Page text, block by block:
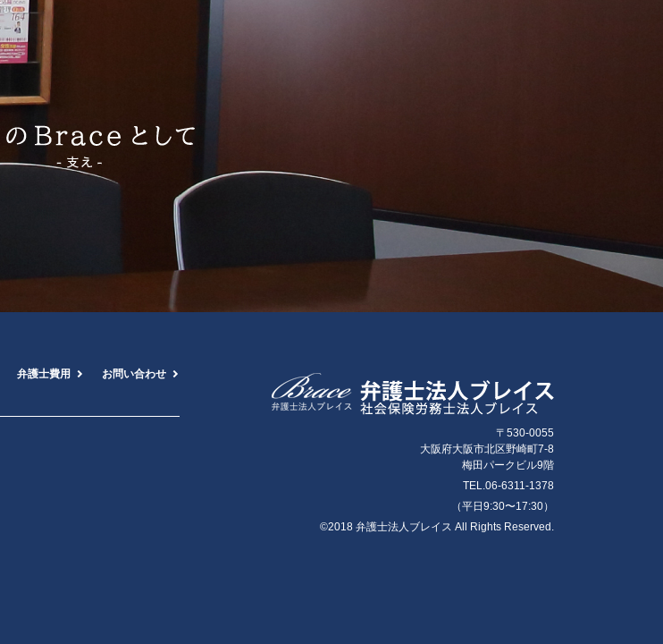
情報保護法の定めに従い、当該国の制度・受領者の体制に関する情報の提供および必要な同意取得等の措置
委託することがあります。この場合、機密保持、目的外利用の禁止、再委託管理、安全管理措置、事故時の報
切に監督します。
個人情報保護法に基づく開示、訂正・追加・削除、利用停止・消去、第三者提供停止の請求に対応します。
でご連絡ください。所定の様式をご案内します。
内に回答します。法令の例外事由に該当する場合は理由を付して通知します。
ックデータを収集しますが、当事務所は直接識別子（氏名・住所・メールアドレス等）をCookieに格納しま
ザ設定によるCookieの無効化のほか、Googleが提供するオプトアウトアドオンをご利用いただけます。
?hl=ja
弁護士費用
お問い合わせ
〒530-0055
大阪府大阪市北区野崎町7-8
梅田パークビル9階
TEL.06-6311-1378
（平日9:30〜17:30）
©2018 弁護士法人ブレイス All Rights Reserved.